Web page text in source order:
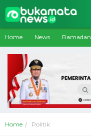
Home News Ramadan
Home Politik